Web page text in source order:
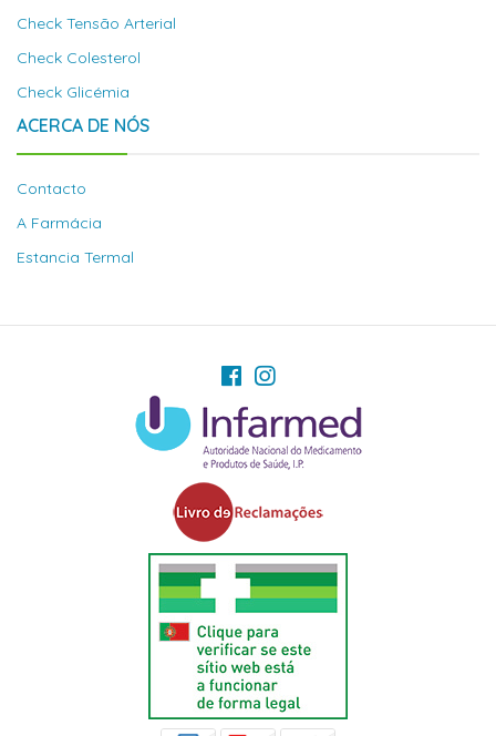
Check Tensão Arterial
Check Colesterol
Check Glicémia
ACERCA DE NÓS
Contacto
A Farmácia
Estancia Termal